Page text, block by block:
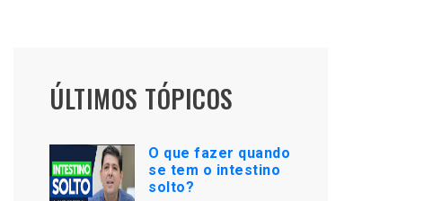
ÚLTIMOS TÓPICOS
O que fazer quando
se tem o intestino
solto?